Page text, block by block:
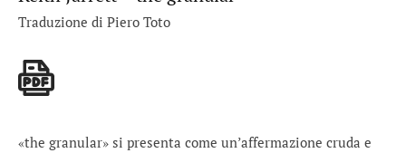
Traduzione di Piero Toto
«the granular» si presenta come un’affermazione cruda e